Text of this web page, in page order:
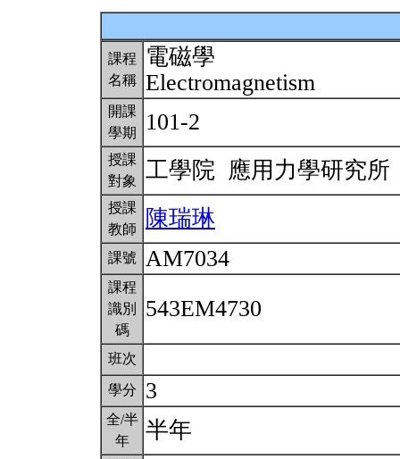
課程
名稱
電磁學
Electromagnetism
開課
學期
101-2
授課
對象
工學院 應用力學研究
授課
教師
陳瑞琳
課號 AM7034
課程
識別
碼
543EM4730
班次
學分 3
全/半
年
半年